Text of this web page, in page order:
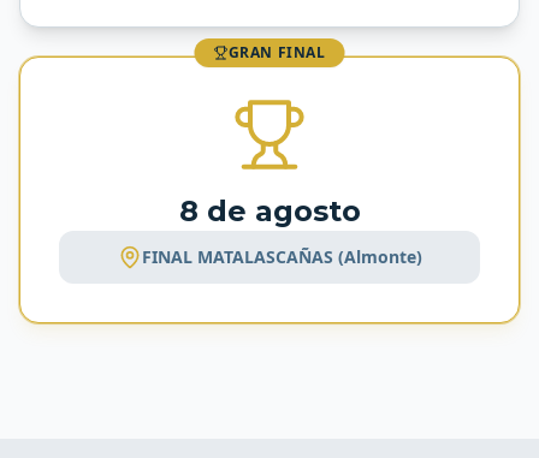
GRAN FINAL
8 de agosto
FINAL MATALASCAÑAS (Almonte)